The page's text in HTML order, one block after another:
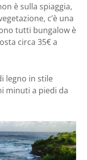
è sulla spiaggia,
c’è una
tutti bungalow è
circa 35€ a
legno in stile
minuti a piedi da